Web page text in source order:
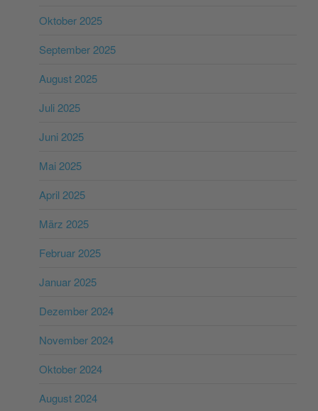
Oktober 2025
September 2025
August 2025
Juli 2025
Juni 2025
Mai 2025
April 2025
März 2025
Februar 2025
Januar 2025
Dezember 2024
November 2024
Oktober 2024
August 2024